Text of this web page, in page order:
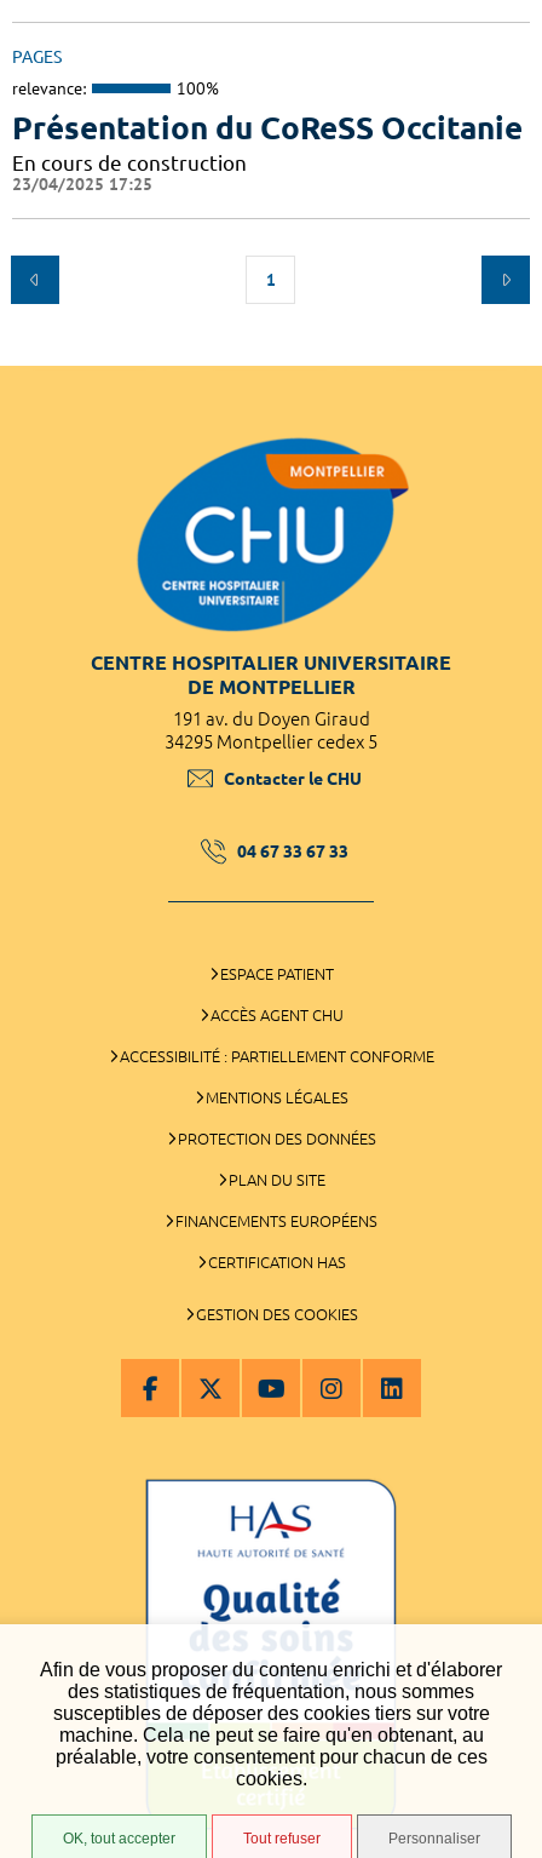
Afin de vous proposer du contenu enrichi et d'élaborer
des statistiques de fréquentation, nous sommes
susceptibles de déposer des cookies tiers sur votre
machine. Cela ne peut se faire qu'en obtenant, au
préalable, votre consentement pour chacun de ces
cookies.
OK, tout accepter Tout refuser Personnaliser
PAGES
relevance: 100%
Présentation du CoReSS Occitanie
En cours de construction
23/04/2025 17:25
1
CENTRE HOSPITALIER UNIVERSITAIRE
DE MONTPELLIER
191 av. du Doyen Giraud
34295 Montpellier cedex 5
Contacter le CHU
04 67 33 67 33
ESPACE PATIENT
ACCÈS AGENT CHU
ACCESSIBILITÉ : PARTIELLEMENT CONFORME
MENTIONS LÉGALES
PROTECTION DES DONNÉES
PLAN DU SITE
FINANCEMENTS EUROPÉENS
CERTIFICATION HAS
GESTION DES COOKIES